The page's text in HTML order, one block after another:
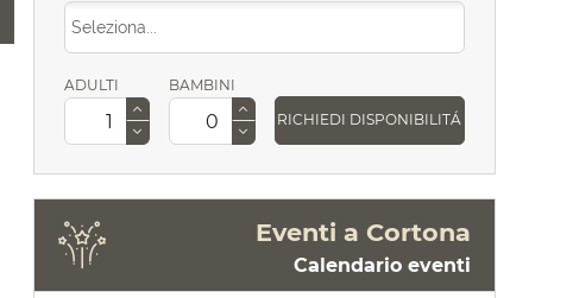
ADULTI
BAMBINI
RICHIEDI DISPONIBILITÁ
Eventi a Cortona
Calendario eventi